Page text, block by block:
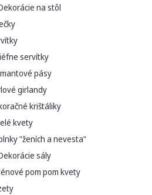
na stôl
servítky
pásy
girlandy
krištáliky
kvety
"ženích a nevesta"
sály
pom pom kvety